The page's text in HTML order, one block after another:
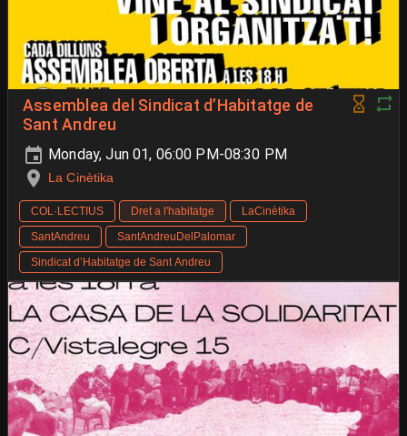
Assemblea del Sindicat d’Habitatge de
Sant Andreu
Monday, Jun 01, 06:00 PM-08:30 PM
La Cinètika
COL·LECTIUS Dret a l'habitatge
LaCinètika
SantAndreu
SantAndreuDelPalomar
Sindicat d’Habitatge de Sant Andreu